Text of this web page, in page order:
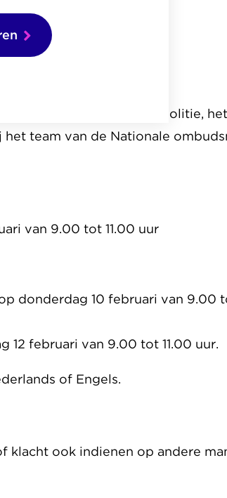
om hen te ontmoeten.
Openbaar Ministerie, politie,
team van de Nationale
van 9.00 tot 11.00 uur
donderdag 10 februari van 9.00
12 februari van 9.00 tot 11.00 uur.
of Engels.
klacht ook indienen op andere